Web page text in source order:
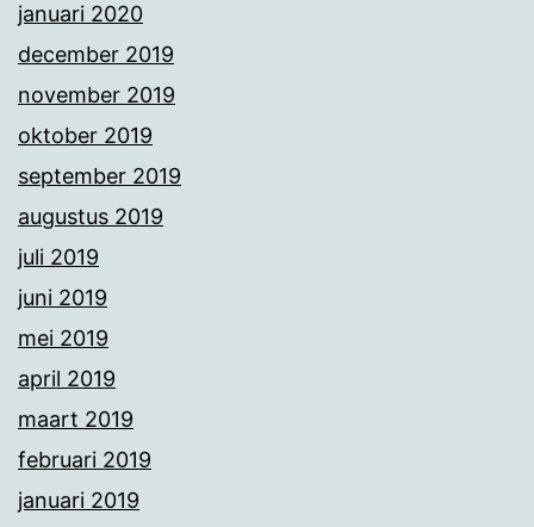
januari 2020
december 2019
november 2019
oktober 2019
september 2019
augustus 2019
juli 2019
juni 2019
mei 2019
april 2019
maart 2019
februari 2019
januari 2019